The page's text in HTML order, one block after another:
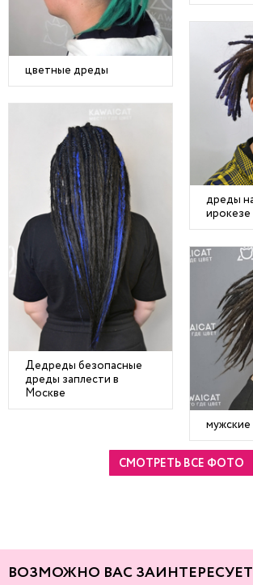
цветные дреды
дреды
ирокезе
Дедреды безопасные
дреды заплести в
Москве
СМОТРЕТЬ ВСЕ ФОТО
ВОЗМОЖНО ВАС ЗАИНТЕРЕСУЕТ